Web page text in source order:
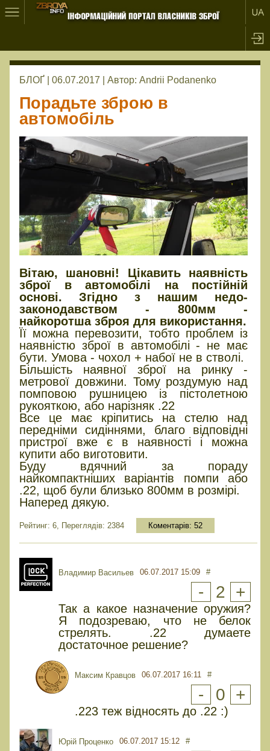
БЛОҐ | 06.07.2017 | Автор: Andrii Podanenko
Порадьте зброю в
автомобіль
Вітаю, шановні! Цікавить наявність
зброї в автомобілі на постійній
основі. Згідно з нашим недо-
законодавством - 800мм -
найкоротша зброя для використання.
Її можна перевозити, тобто проблем із
наявністю зброї в автомобілі - не має
бути. Умова - чохол + набої не в стволі.
Більшість наявної зброї на ринку -
метрової довжини. Тому роздумую над
помповою рушницею із пістолетною
рукояткою, або нарізняк .22
Все це має кріпитись на стелю над
передніми сидіннями, благо відповідні
пристрої вже є в наявності і можна
купити або виготовити.
Буду вдячний за пораду
найкомпактніших варіантів помпи або
.22, щоб були близько 800мм в розмірі.
Наперед дякую.
Рейтинг: 6, Переглядів: 2384 Коментарів: 52
Владимир Васильев 06.07.2017 15:09 #
- 2 +
Так а какое назначение оружия?
Я подозреваю, что не белок
стрелять. .22 думаете
достаточное решение?
Максим Кравцов 06.07.2017 16:11 #
- 0 +
.223 теж відносять до .22 :)
Юрiй Проценко 06.07.2017 15:12 #